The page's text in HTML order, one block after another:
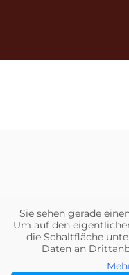
Sie sehen gerade
Um auf den
die Schaltfläche
Daten an